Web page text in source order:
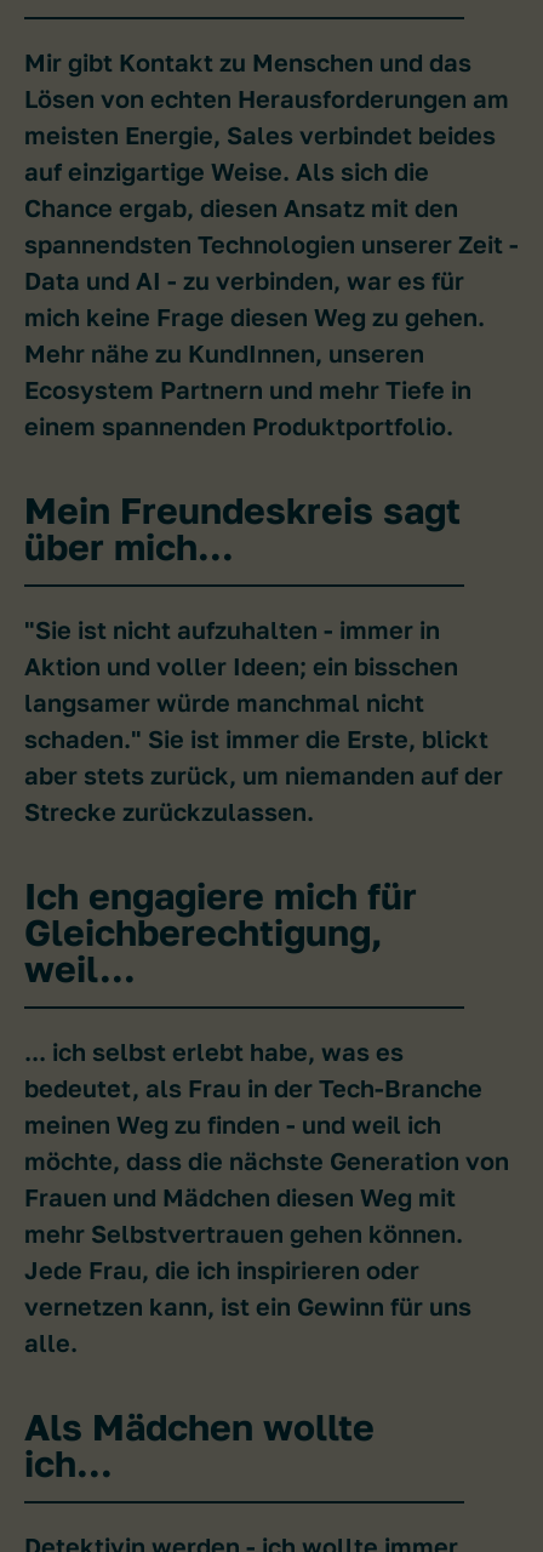
Mir gibt Kontakt zu Menschen und das
Lösen von echten Herausforderungen am
meisten Energie, Sales verbindet beides
auf einzigartige Weise. Als sich die
Chance ergab, diesen Ansatz mit den
spannendsten Technologien unserer Zeit -
Data und AI - zu verbinden, war es für
mich keine Frage diesen Weg zu gehen.
Mehr nähe zu KundInnen, unseren
Ecosystem Partnern und mehr Tiefe in
einem spannenden Produktportfolio.
Mein Freundeskreis sagt
über mich...
"Sie ist nicht aufzuhalten - immer in
Aktion und voller Ideen; ein bisschen
langsamer würde manchmal nicht
schaden." Sie ist immer die Erste, blickt
aber stets zurück, um niemanden auf der
Strecke zurückzulassen.
Ich engagiere mich für
Gleichberechtigung,
weil...
... ich selbst erlebt habe, was es
bedeutet, als Frau in der Tech-Branche
meinen Weg zu finden - und weil ich
möchte, dass die nächste Generation von
Frauen und Mädchen diesen Weg mit
mehr Selbstvertrauen gehen können.
Jede Frau, die ich inspirieren oder
vernetzen kann, ist ein Gewinn für uns
alle.
Als Mädchen wollte
ich...